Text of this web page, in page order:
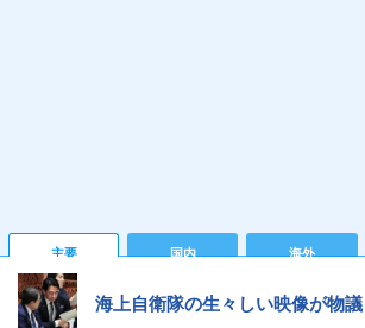
主要 国内 海外
海上自衛隊の生々しい映像が物議